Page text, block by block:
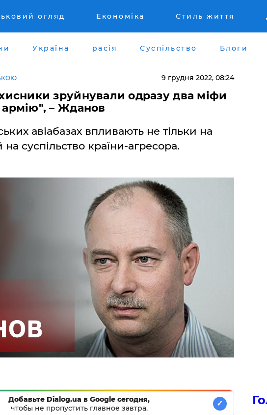
огляд Економіка Стиль життя
Україна расія Суспільство Блоги
9 грудня 2022, 08:24
зруйнували одразу два міфи
армію", – Жданов
авіабазах впливають не тільки на
суспільство країни-агресора.
Добавьте Dialog.ua в Google сегодня,
чтобы не пропустить главное завтра.
✓